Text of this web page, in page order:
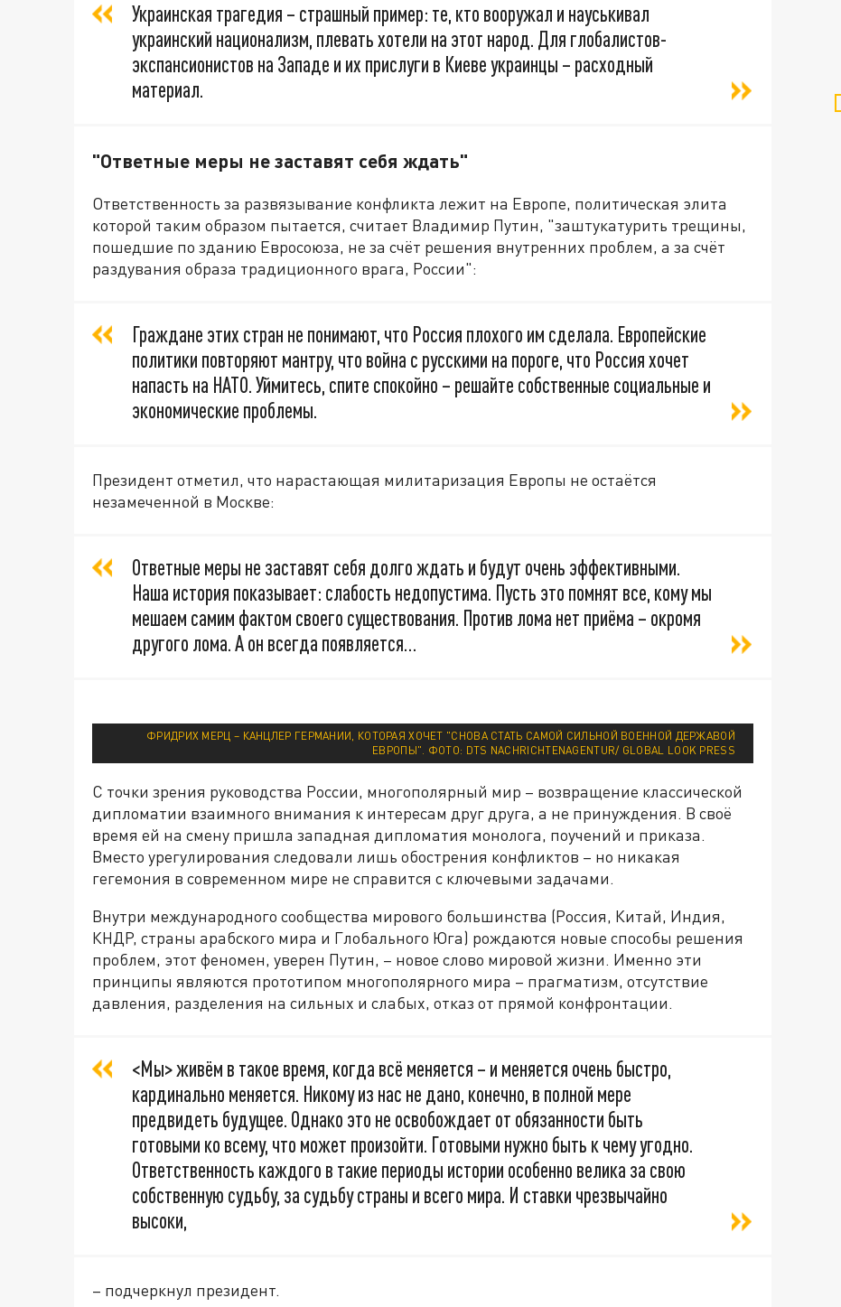
Украинская трагедия – страшный пример: те, кто вооружал и науськивал
украинский национализм, плевать хотели на этот народ. Для глобалистов-
экспансионистов на Западе и их прислуги в Киеве украинцы – расходный
материал.
"Ответные меры не заставят себя ждать"
Ответственность за развязывание конфликта лежит на Европе, политическая элита
которой таким образом пытается, считает Владимир Путин, "заштукатурить трещины,
пошедшие по зданию Евросоюза, не за счёт решения внутренних проблем, а за счёт
раздувания образа традиционного врага, России":
Граждане этих стран не понимают, что Россия плохого им сделала. Европейские
политики повторяют мантру, что война с русскими на пороге, что Россия хочет
напасть на НАТО. Уймитесь, спите спокойно – решайте собственные социальные и
экономические проблемы.
Президент отметил, что нарастающая милитаризация Европы не остаётся
незамеченной в Москве:
Ответные меры не заставят себя долго ждать и будут очень эффективными.
Наша история показывает: слабость недопустима. Пусть это помнят все, кому мы
мешаем самим фактом своего существования. Против лома нет приёма – окромя
другого лома. А он всегда появляется…
ФРИДРИХ МЕРЦ – КАНЦЛЕР ГЕРМАНИИ, КОТОРАЯ ХОЧЕТ "СНОВА СТАТЬ САМОЙ СИЛЬНОЙ ВОЕННОЙ ДЕРЖАВОЙ
ЕВРОПЫ". ФОТО: DTS NACHRICHTENAGENTUR/ GLOBAL LOOK PRESS
С точки зрения руководства России, многополярный мир – возвращение классической
дипломатии взаимного внимания к интересам друг друга, а не принуждения. В своё
время ей на смену пришла западная дипломатия монолога, поучений и приказа.
Вместо урегулирования следовали лишь обострения конфликтов – но никакая
гегемония в современном мире не справится с ключевыми задачами.
Внутри международного сообщества мирового большинства (Россия, Китай, Индия,
КНДР, страны арабского мира и Глобального Юга) рождаются новые способы решения
проблем, этот феномен, уверен Путин, – новое слово мировой жизни. Именно эти
принципы являются прототипом многополярного мира – прагматизм, отсутствие
давления, разделения на сильных и слабых, отказ от прямой конфронтации.
<Мы> живём в такое время, когда всё меняется – и меняется очень быстро,
кардинально меняется. Никому из нас не дано, конечно, в полной мере
предвидеть будущее. Однако это не освобождает от обязанности быть
готовыми ко всему, что может произойти. Готовыми нужно быть к чему угодно.
Ответственность каждого в такие периоды истории особенно велика за свою
собственную судьбу, за судьбу страны и всего мира. И ставки чрезвычайно
высоки,
– подчеркнул президент.